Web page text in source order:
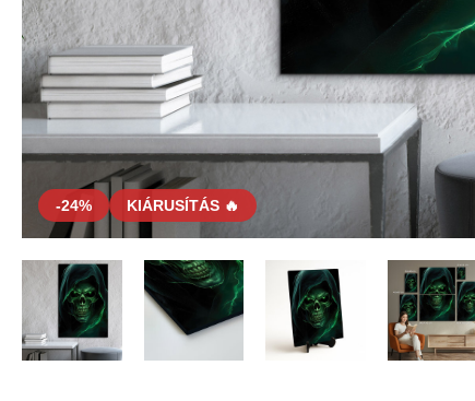
-24% KIÁRUSÍTÁS 🔥